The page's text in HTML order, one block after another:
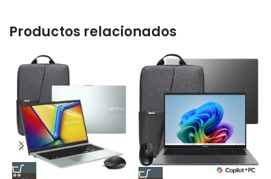
Productos relacionados